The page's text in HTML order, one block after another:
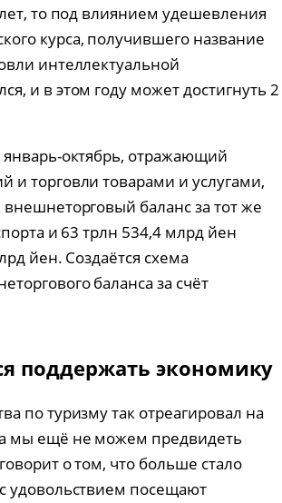
то под влиянием удешевления
курса, получившего название
интеллектуальной
и в этом году может достигнуть 2
октябрь, отражающий
и торговли товарами и услугами,
баланс за тот же
и 63 трлн 534,4 млрд йен
йен. Создаётся схема
баланса за счёт
поддержать экономику
по туризму так отреагировал на
мы ещё не можем предвидеть
о том, что больше стало
удовольствием посещают